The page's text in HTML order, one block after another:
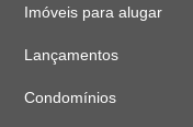
Imóveis para alugar
Lançamentos
Condomínios